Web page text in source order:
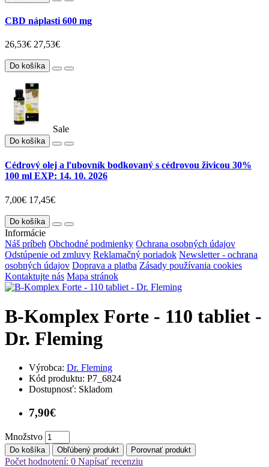
CBD náplasti 600 mg
26,53€ 27,53€
Do košíka
Sale
Do košíka
Cédrový olej a ľubovník bodkovaný s cédrovou živicou 30%
100 ml EXP: 14. 10. 2026
7,00€ 17,45€
Do košíka
Informácie
Náš príbeh Obchodné podmienky Ochrana osobných údajov
Odstúpenie od zmluvy Reklamačný poriadok Newsletter - ochrana
osobných údajov Doprava a platba Zásady používania cookies
Kontaktujte nás Mapa stránok
B-Komplex Forte - 110 tabliet -
Dr. Fleming
Výrobca: Dr. Fleming
Kód produktu: P7_6824
Dostupnosť: Skladom
7,90€
Množstvo
Do košíka Obľúbený produkt Porovnať produkt
Počet hodnotení: 0 Napísať recenziu